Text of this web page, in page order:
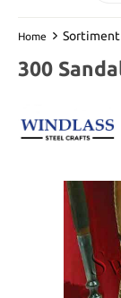
Home Sortiment
300